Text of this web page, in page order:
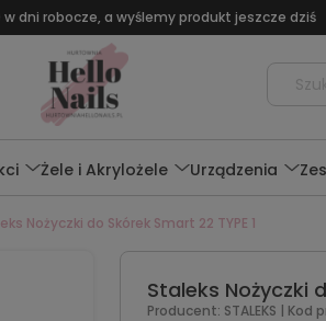
w dni robocze, a wyślemy produkt jeszcze dziś
Żele i Akrylożele Urządzenia
Nożyczki do Skórek Smart 22 TYPE 1
Staleks Nożyczki
Producent: STALEKS | Kod